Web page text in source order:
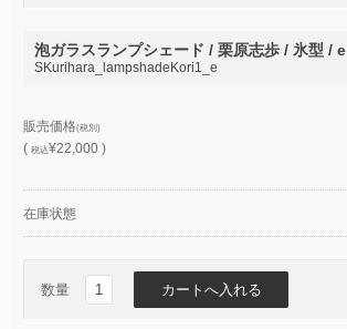
泡ガラスランプシェード / 栗原志歩 / 氷型 / e
SKurihara_lampshadeKori1_e
販売価格(税別)
(税込¥22,000 )
在庫状態
数量